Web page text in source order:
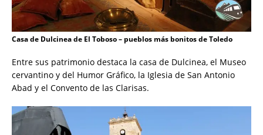
Casa de Dulcinea de El Toboso – pueblos más bonitos de Toledo
Entre sus patrimonio destaca la casa de Dulcinea, el Museo
cervantino y del Humor Gráfico, la Iglesia de San Antonio
Abad y el Convento de las Clarisas.